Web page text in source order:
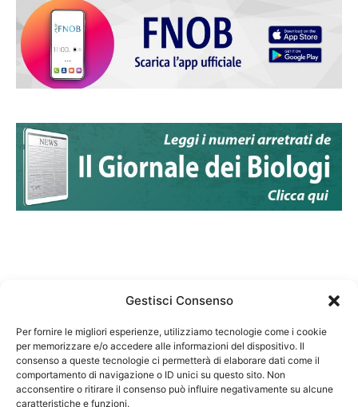
Gestisci Consenso
Per fornire le migliori esperienze, utilizziamo tecnologie come i cookie
per memorizzare e/o accedere alle informazioni del dispositivo. Il
consenso a queste tecnologie ci permetterà di elaborare dati come il
comportamento di navigazione o ID unici su questo sito. Non
acconsentire o ritirare il consenso può influire negativamente su alcune
caratteristiche e funzioni.
Federazione Nazionale Degli Ordini dei Biologi:
codice fiscale 80069130583
Responsabile sito internet www.fnob.it: Vincenzo